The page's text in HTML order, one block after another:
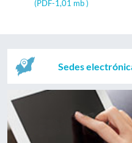
(PDF-1,01 mb )
Sedes